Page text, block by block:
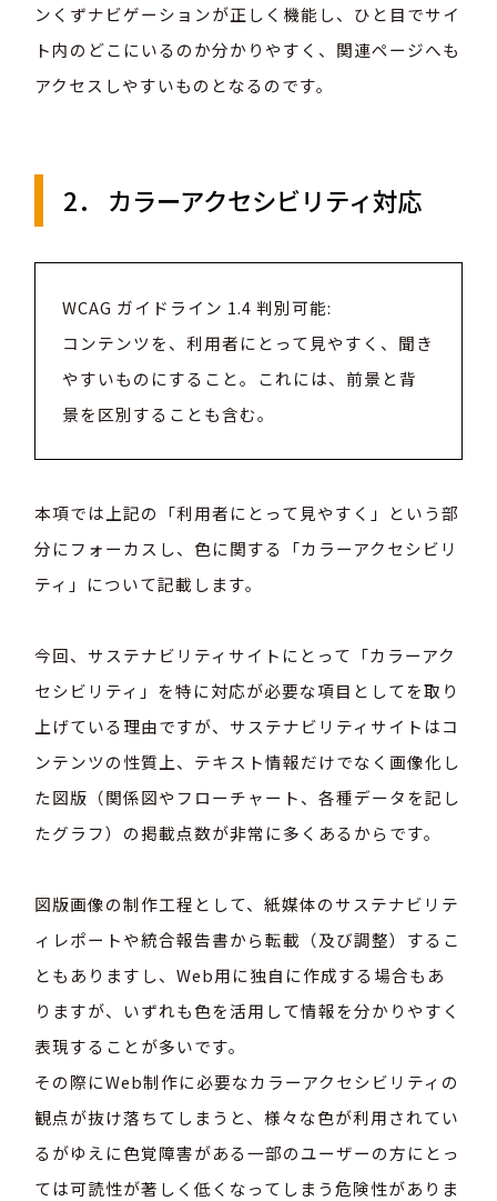
ンくずナビゲーションが正しく機能し、ひと目でサイ
ト内のどこにいるのか分かりやすく、関連ページへも
アクセスしやすいものとなるのです。
2． カラーアクセシビリティ対応
WCAG ガイドライン 1.4 判別可能:
コンテンツを、利用者にとって見やすく、聞き
やすいものにすること。これには、前景と背
景を区別することも含む。
本項では上記の「利用者にとって見やすく」という部
分にフォーカスし、色に関する「カラーアクセシビリ
ティ」について記載します。
今回、サステナビリティサイトにとって「カラーアク
セシビリティ」を特に対応が必要な項目としてを取り
上げている理由ですが、サステナビリティサイトはコ
ンテンツの性質上、テキスト情報だけでなく画像化し
た図版（関係図やフローチャート、各種データを記し
たグラフ）の掲載点数が非常に多くあるからです。
図版画像の制作工程として、紙媒体のサステナビリテ
ィレポートや統合報告書から転載（及び調整）するこ
ともありますし、Web用に独自に作成する場合もあ
りますが、いずれも色を活用して情報を分かりやすく
表現することが多いです。
その際にWeb制作に必要なカラーアクセシビリティの
観点が抜け落ちてしまうと、様々な色が利用されてい
るがゆえに色覚障害がある一部のユーザーの方にとっ
ては可読性が著しく低くなってしまう危険性がありま